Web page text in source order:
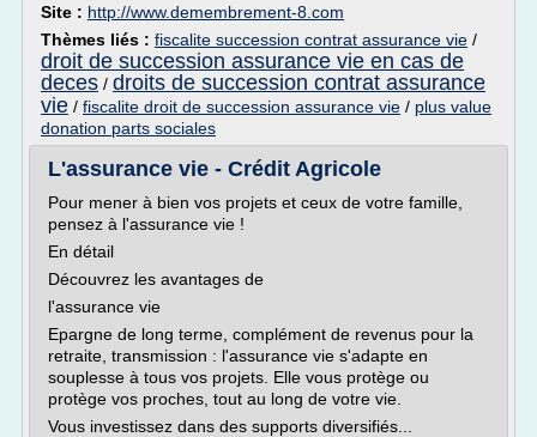
Site : http://www.demembrement-8.com
Thèmes liés : fiscalite succession contrat assurance vie /
droit de succession assurance vie en cas de
deces / droits de succession contrat assurance
vie / fiscalite droit de succession assurance vie / plus value
donation parts sociales
L'assurance vie - Crédit Agricole
Pour mener à bien vos projets et ceux de votre famille,
pensez à l'assurance vie !
En détail
Découvrez les avantages de
l'assurance vie
Epargne de long terme, complément de revenus pour la
retraite, transmission : l'assurance vie s'adapte en
souplesse à tous vos projets. Elle vous protège ou
protège vos proches, tout au long de votre vie.
Vous investissez dans des supports diversifiés...